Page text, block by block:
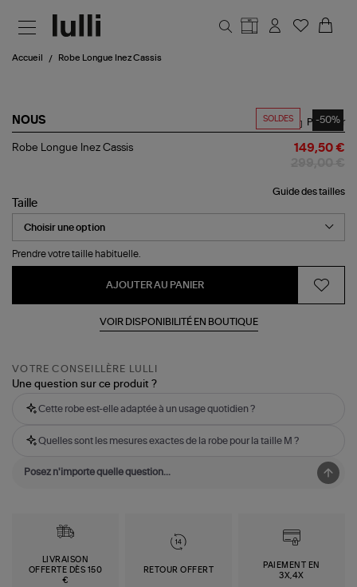
Accueil Robe Longue Inez Cassis
SOLDES -50%
NOUS
Robe
Partager
Robe Longue Inez Cassis 149,50 €
Guide des tailles
Taille
Prendre votre taille habituelle.
AJOUTER AU PANIER
VOIR DISPONIBILITÉ EN BOUTIQUE
VOTRE CONSEILLÈRE LULLI
Une question sur ce produit ?
Cette robe est-elle adaptée à un usage quotidien ?
Quelles sont les mesures exactes de la robe pour la taille M ?
LIVRAISON
OFFERTE DÈS 150
€
RETOUR OFFERT
PAIEMENT EN
3X,4X